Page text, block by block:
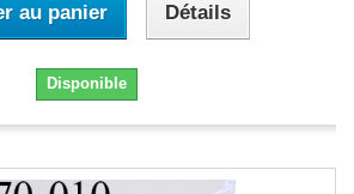
au panier Détails
Disponible